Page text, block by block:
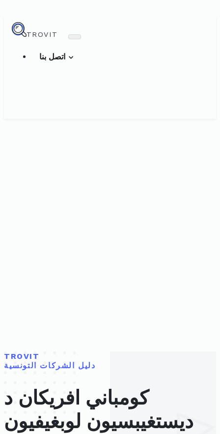
TROVIT
TROVIT
دليل الشركات التونسية
كومباني افريكان د
ديستغيبسيون لوبغيفيون